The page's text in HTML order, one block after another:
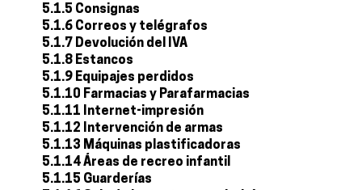
5.1.5 Consignas
5.1.6 Correos y telégrafos
5.1.7 Devolución del IVA
5.1.8 Estancos
5.1.9 Equipajes perdidos
5.1.10 Farmacias y Parafarmacias
5.1.11 Internet-impresión
5.1.12 Intervención de armas
5.1.13 Máquinas plastificadoras
5.1.14 Áreas de recreo infantil
5.1.15 Guarderías